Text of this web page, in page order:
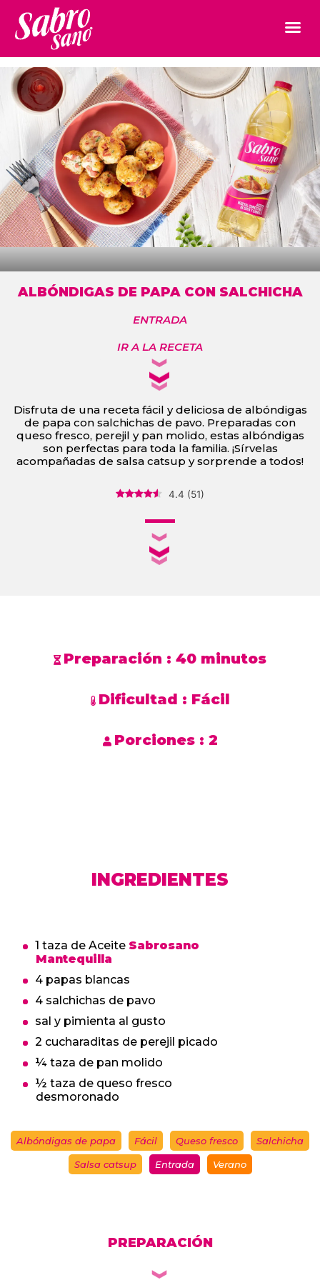
ALBÓNDIGAS DE PAPA CON SALCHICHA
ENTRADA
IR A LA RECETA
Disfruta de una receta fácil y deliciosa de albóndigas
de papa con salchichas de pavo. Preparadas con
queso fresco, perejil y pan molido, estas albóndigas
son perfectas para toda la familia. ¡Sírvelas
acompañadas de salsa catsup y sorprende a todos!
4.4 (51)
Preparación : 40 minutos
Dificultad : Fácil
Porciones : 2
INGREDIENTES
1 taza de Aceite Sabrosano
Mantequilla
4 papas blancas
4 salchichas de pavo
sal y pimienta al gusto
2 cucharaditas de perejil picado
¼ taza de pan molido
½ taza de queso fresco
desmoronado
Albóndigas de papa Fácil Queso fresco Salchicha
Salsa catsup Entrada Verano
PREPARACIÓN